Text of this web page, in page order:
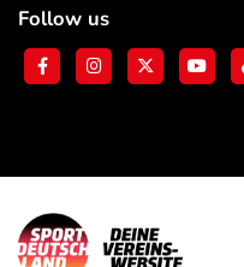
Follow us